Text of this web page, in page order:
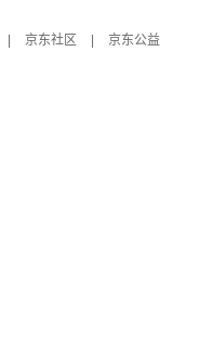
京东社区
京东公益